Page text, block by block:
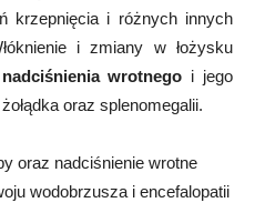
krzepnięcia i różnych innych
i zmiany w łożysku
nadciśnienia wrotnego i jego
oraz splenomegalii.
oraz nadciśnienie wrotne
wodobrzusza i encefalopatii